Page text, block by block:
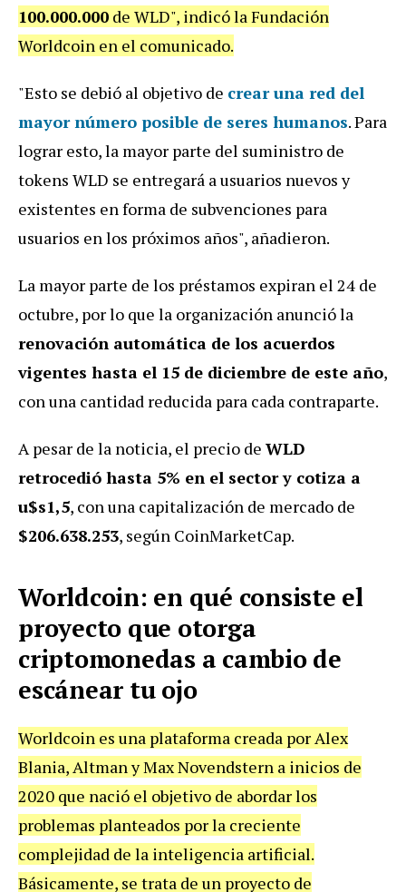
100.000.000 de WLD", indicó la Fundación
Worldcoin en el comunicado.
"Esto se debió al objetivo de crear una red del
mayor número posible de seres humanos.Para
lograr esto, la mayor parte del suministro de
tokens WLD se entregará a usuarios nuevos y
existentes en forma de subvenciones para
usuarios en los próximos años", añadieron.
La mayor parte de los préstamos expiran el 24 de
octubre, por lo que la organización anunció la
renovación automática de los acuerdos
vigentes hasta el 15 de diciembre de este año,
con una cantidad reducida para cada contraparte.
A pesar de la noticia, el precio de WLD
retrocedió hasta 5% en el sector y cotiza a
u$s1,5, con una capitalización de mercado de
$206.638.253, según CoinMarketCap.
Worldcoin: en qué consiste el
proyecto que otorga
criptomonedas a cambio de
escánear tu ojo
Worldcoin es una plataforma creada por Alex
Blania, Altman y Max Novendstern a inicios de
2020 que nació el objetivo de abordar los
problemas planteados por la creciente
complejidad de la inteligencia artificial.
Básicamente, se trata de un proyecto de